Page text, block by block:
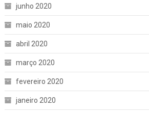
junho 2020
maio 2020
abril 2020
março 2020
fevereiro 2020
janeiro 2020